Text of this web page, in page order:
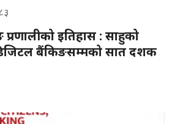
इतिहास : साहुको
बैंकिङसम्मको सात दशक